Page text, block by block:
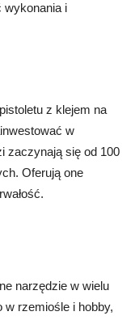
wykonania i
z klejem na
w
zaczynają się od 100
Oferują one
narzędzie w wielu
rzemiośle i hobby,